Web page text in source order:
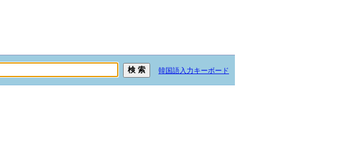
韓国語入力キーボード